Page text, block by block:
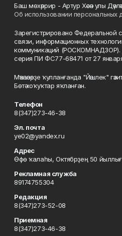
Баш мөхәррир - Артур Хәсән улы
Об использовании персональных
Зарегистрировано Федеральной
связи, информационных
коммуникаций (РОСКОМНАДЗОР).
серия ПИ ФС77-68471 от 27
Мәҡәләләрҙе ҡулланғанда "Йәшлек"
Бөтә хоҡуҡтар яҡланған.
Телефон
8(347)273-46-38
Эл. почта
ye02@yandex.ru
Адрес
Өфө ҡалаһы, Октябрҙең 50
Рекламная служба
89174755304
Редакция
8(347)273-52-08
Приемная
8(347)273-46-38